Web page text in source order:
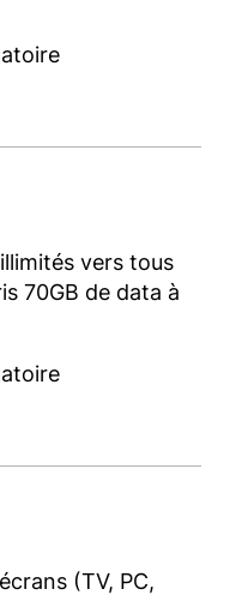
vers tous
70GB de data à
(TV, PC,